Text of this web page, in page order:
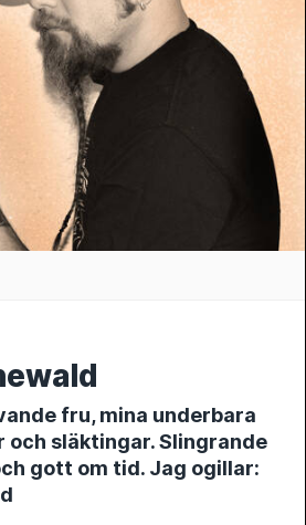
fru, mina underbara
och släktingar. Slingrande
gott om tid. Jag ogillar: